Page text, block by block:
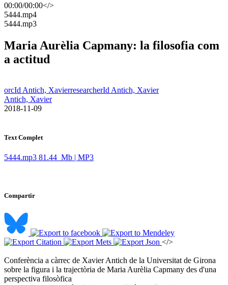
00:00/00:00</>
​5444.mp4
​5444.mp3
Maria Aurèlia Capmany: la filosofia com
a actitud
orcId Antich, XavierresearcherId Antich, Xavier
Antich, Xavier
​ 2018-11-09
Text Complet
5444.mp3 81.44 Mb | MP3
Compartir
</>
Conferència a càrrec de Xavier Antich de la Universitat de Girona
sobre la figura i la trajectòria de Maria Aurèlia Capmany des d'una
perspectiva filosòfica ​